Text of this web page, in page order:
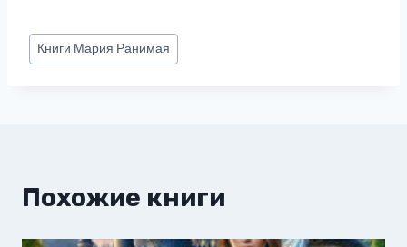
Метки
записи:
Книги Мария Ранимая
Похожие книги